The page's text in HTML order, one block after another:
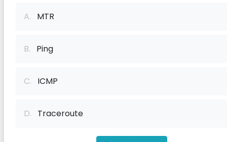
A. MTR
B. Ping
C. ICMP
D. Traceroute